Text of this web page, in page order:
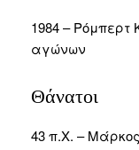
1984 – Ρόμπερτ
αγώνων
Θάνατοι
43 π.Χ. –